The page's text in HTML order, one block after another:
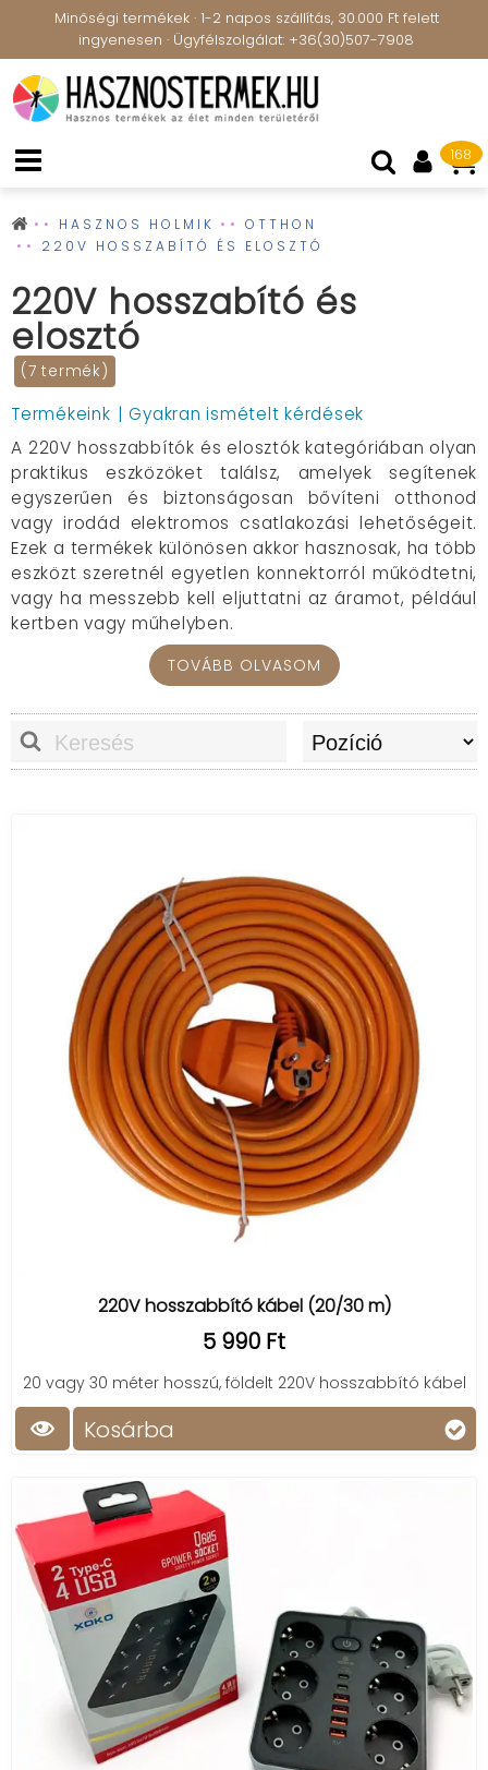
Minőségi termékek · 1-2 napos szállítás, 30.000 Ft felett
ingyenesen · Ügyfélszolgálat: +36(30)507-7908
168
HASZNOS HOLMIK
OTTHON
220V HOSSZABÍTÓ ÉS ELOSZTÓ
220V hosszabító és
elosztó
(7 termék)
Termékeink
Gyakran ismételt kérdések
A 220V hosszabbítók és elosztók kategóriában olyan
praktikus eszközöket találsz, amelyek segítenek
egyszerűen és biztonságosan bővíteni otthonod
vagy irodád elektromos csatlakozási lehetőségeit.
Ezek a termékek különösen akkor hasznosak, ha több
eszközt szeretnél egyetlen konnektorról működtetni,
vagy ha messzebb kell eljuttatni az áramot, például
kertben vagy műhelyben.
Típusok és funkciók
A kínálatban megtalálod a földelt hosszabbító
kábeleket, amelyek akár 20 vagy 30 méteres
lámpát vagy akár túlfeszültség-védelmet. A
kombinált elosztók – például 3in1 vagy 6in1 típusok –
USB A és C portokat, energiaforrást és világítást
egyesítenek, amely különösen hasznos az
íróasztalon vagy hálószobában.
Mire figyelj a vásárlás során?
Fontos, hogy a hosszabbító vagy elosztó
megfeleljen az igényeidnek:
Nézd meg a kábel hosszát, hogy elegendő
legyen a kívánt területen.
Ellenőrizd, hogy van-e földelés, illetve
túlfeszültség-védő funkció, amely növeli a
csatlakozóval felszerelt verziót választani.
Figyelj a teljesítményre (Watt, Amper), főleg
nagyobb gépekhez ilyen adatok is számítanak.
TOVÁBB OLVASOM
220V hosszabbító kábel (20/30 m)
5 990 Ft
20 vagy 30 méter hosszú, földelt 220V hosszabbító kábel
Kosárba